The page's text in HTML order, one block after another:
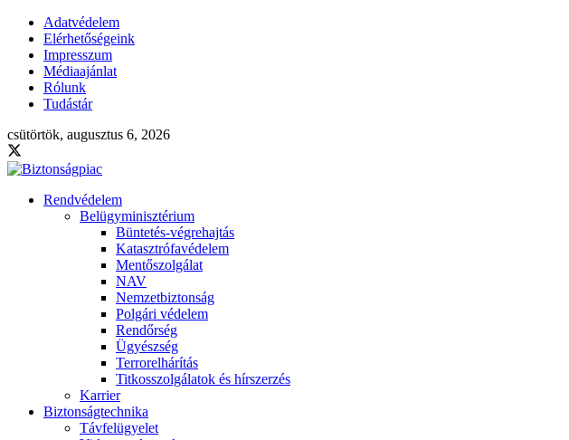
Adatvédelem
Elérhetőségeink
Impresszum
Médiaajánlat
Rólunk
Tudástár
csütörtök, augusztus 6, 2026
Rendvédelem
Belügyminisztérium
Büntetés-végrehajtás
Katasztrófavédelem
Mentőszolgálat
NAV
Nemzetbiztonság
Polgári védelem
Rendőrség
Ügyészség
Terrorelhárítás
Titkosszolgálatok és hírszerzés
Karrier
Biztonságtechnika
Távfelügyelet